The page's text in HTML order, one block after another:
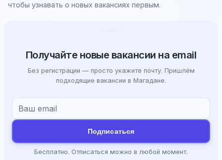
чтобы узнавать о новых вакансиях первым.
Получайте новые вакансии на email
Без регистрации — просто укажите почту. Пришлём
подходящие вакансии в Магадане.
Подписаться
Бесплатно. Отписаться можно в любой момент.